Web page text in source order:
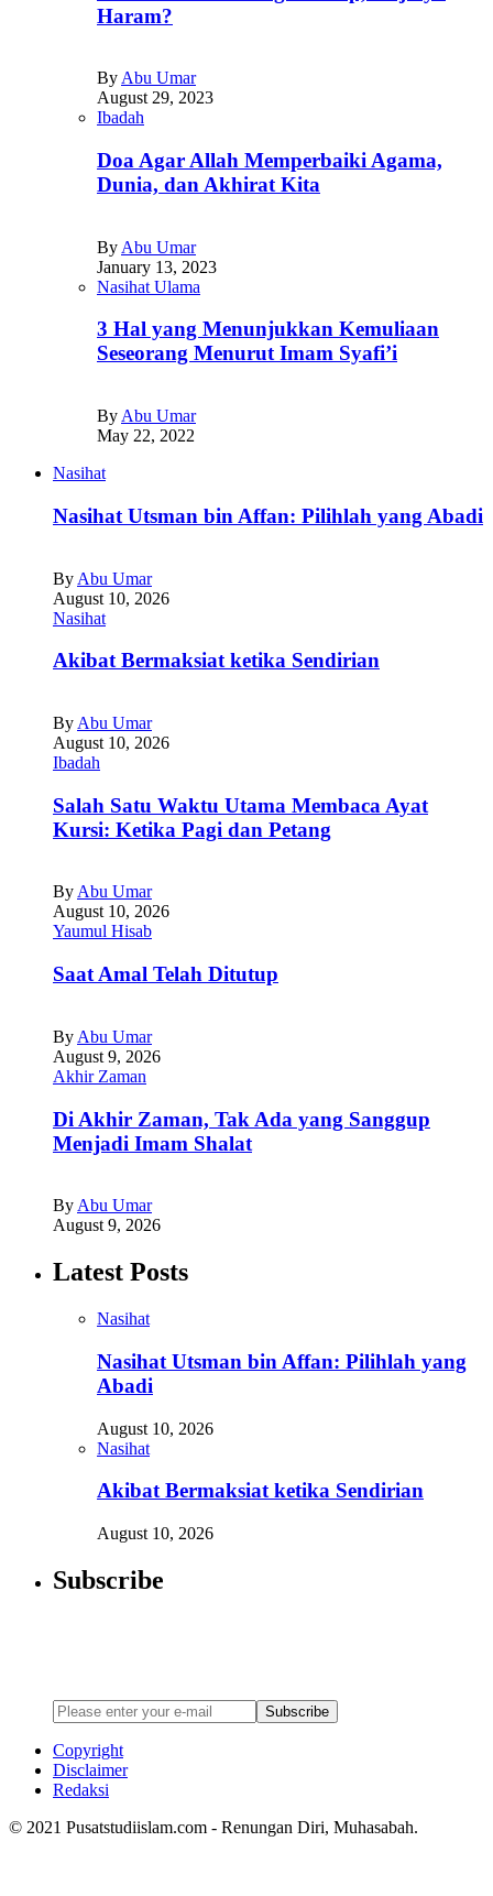
Haram?
By Abu Umar
August 29, 2023
Ibadah
Doa Agar Allah Memperbaiki Agama,
Dunia, dan Akhirat Kita
By Abu Umar
January 13, 2023
Nasihat Ulama
3 Hal yang Menunjukkan Kemuliaan
Seseorang Menurut Imam Syafi’i
By Abu Umar
May 22, 2022
Nasihat
Nasihat Utsman bin Affan: Pilihlah yang Abadi
By Abu Umar
August 10, 2026
Nasihat
Akibat Bermaksiat ketika Sendirian
By Abu Umar
August 10, 2026
Ibadah
Salah Satu Waktu Utama Membaca Ayat
Kursi: Ketika Pagi dan Petang
ByAbu Umar
August 10, 2026
Yaumul Hisab
Saat Amal Telah Ditutup
By Abu Umar
August 9, 2026
Akhir Zaman
Di Akhir Zaman, Tak Ada yang Sanggup
Menjadi Imam Shalat
By Abu Umar
August 9, 2026
Latest Posts
Nasihat
Nasihat Utsman bin Affan: Pilihlah yang
Abadi
August 10, 2026
Nasihat
Akibat Bermaksiat ketika Sendirian
August 10, 2026
Subscribe
Subscribe
Copyright
Disclaimer
Redaksi
© 2021 Pusatstudiislam.com - Renungan Diri, Muhasabah.